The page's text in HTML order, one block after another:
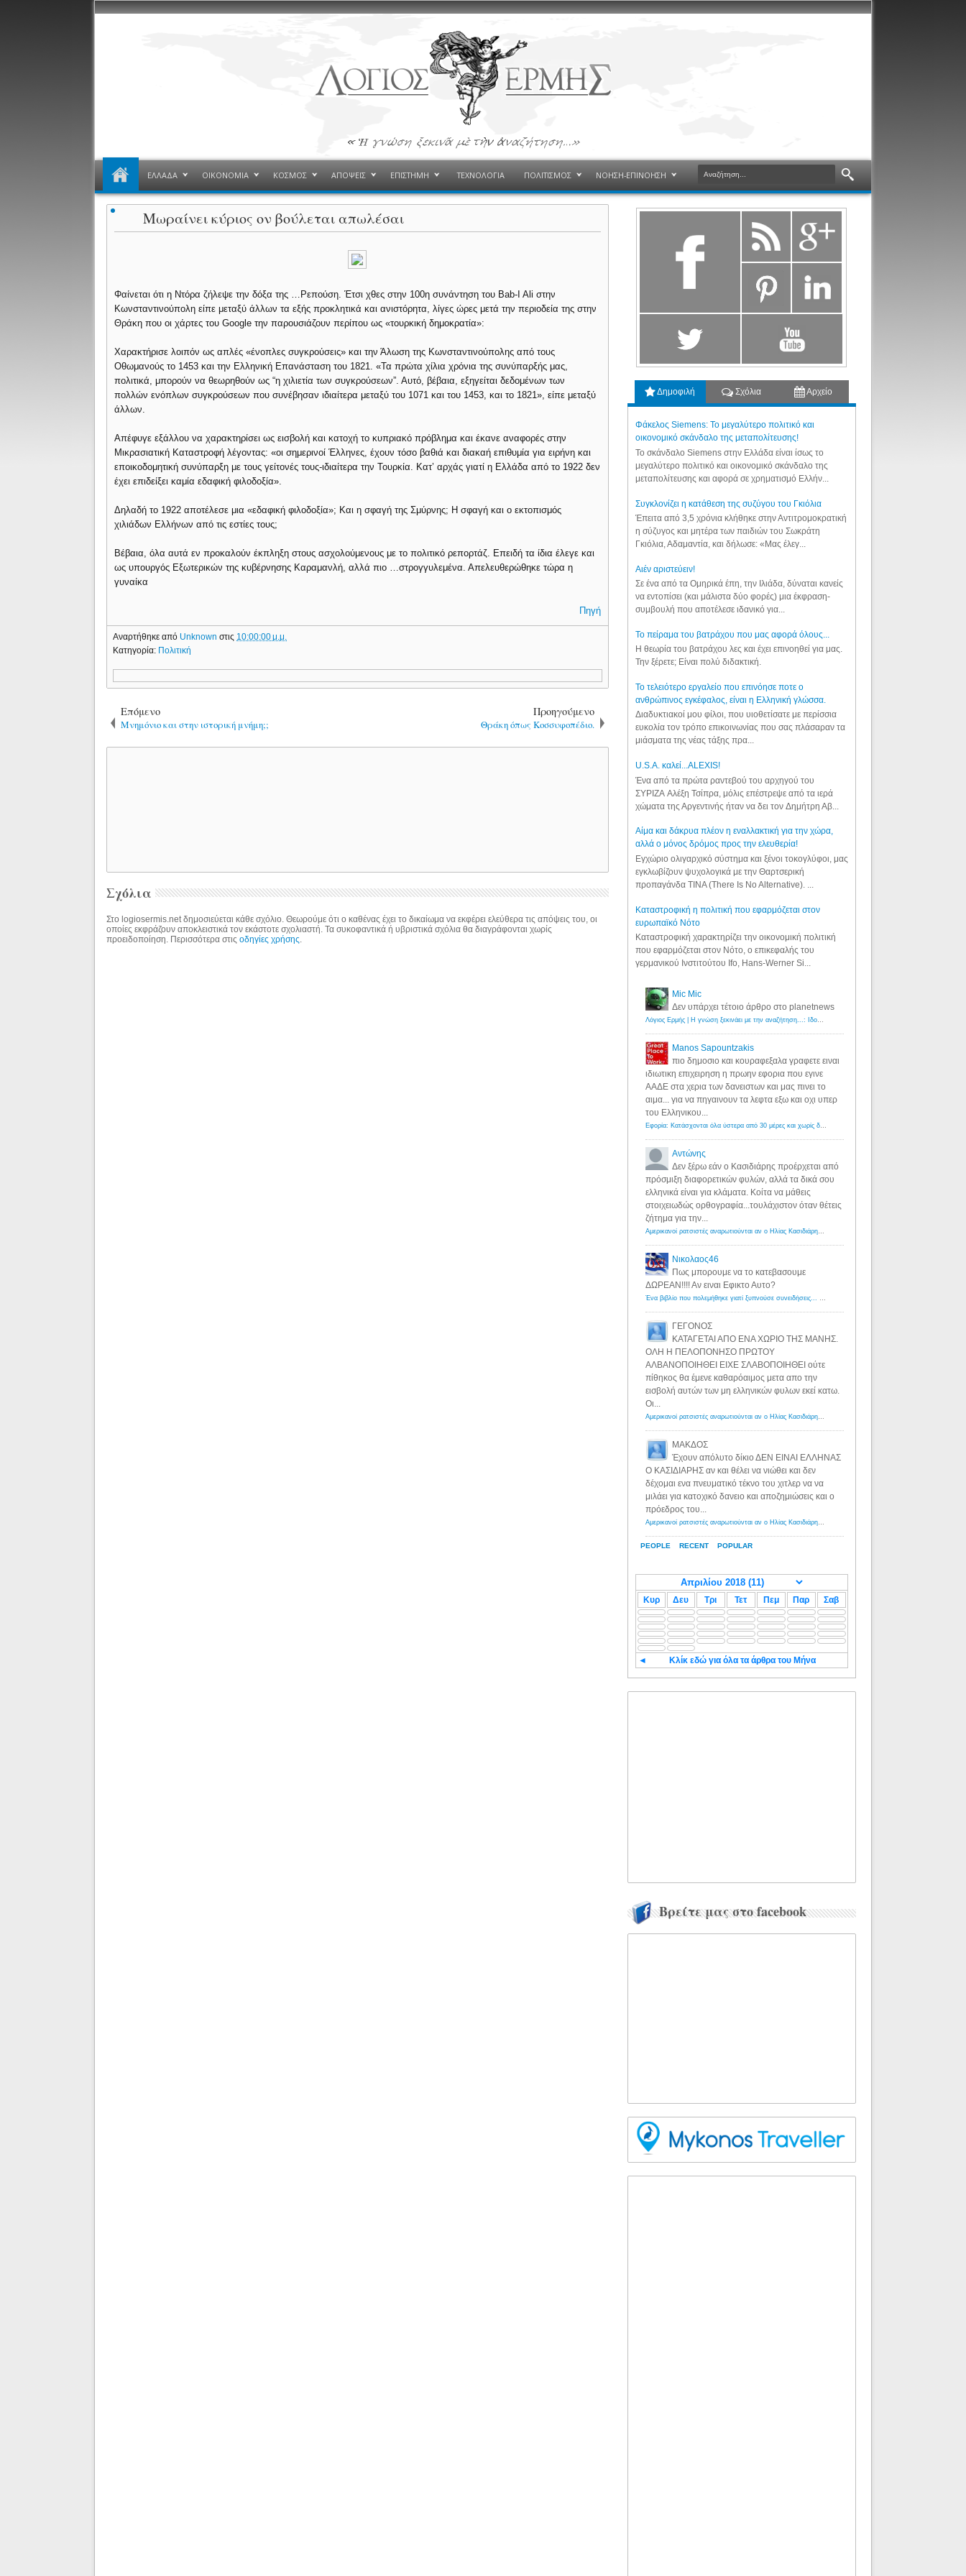
ΕΛΛΑΔΑ ΟΙΚΟΝΟΜΙΑ ΚΟΣΜΟΣ ΑΠΟΨΕΙΣ ΕΠΙΣΤΗΜΗ ΤΕΧΝΟΛΟΓΙΑ ΠΟΛΙΤΙΣΜΟΣ ΝΟΗΣΗ-ΕΠΙΝΟΗΣΗ
Μωραίνει κύριος ον βούλεται απωλέσαι
Φαίνεται ότι η Ντόρα ζήλεψε την δόξα της …Ρεπούση. Έτσι χθες στην 100η συνάντηση του Bab-I Ali στην
Κωνσταντινούπολη είπε μεταξύ άλλων τα εξής προκλητικά και ανιστόρητα, λίγες ώρες μετά την περιοδεία της στην
Θράκη που οι χάρτες του Google την παρουσιάζουν περίπου ως «τουρκική δημοκρατία»:
Χαρακτήρισε λοιπόν ως απλές «ένοπλες συγκρούσεις» και την Άλωση της Κωνσταντινούπολης από τους
Οθωμανούς το 1453 και την Ελληνική Επανάσταση του 1821. «Τα πρώτα χίλια χρόνια της συνύπαρξής μας,
πολιτικά, μπορούν να θεωρηθούν ως “η χιλιετία των συγκρούσεων”. Αυτό, βέβαια, εξηγείται δεδομένων των
πολλών ενόπλων συγκρούσεων που συνέβησαν ιδιαίτερα μεταξύ του 1071 και του 1453, και το 1821», είπε μεταξύ
άλλων.
Απέφυγε εξάλλου να χαρακτηρίσει ως εισβολή και κατοχή το κυπριακό πρόβλημα και έκανε αναφορές στην
Μικρασιατική Καταστροφή λέγοντας: «οι σημερινοί Έλληνες, έχουν τόσο βαθιά και διακαή επιθυμία για ειρήνη και
εποικοδομητική συνύπαρξη με τους γείτονές τους-ιδιαίτερα την Τουρκία. Κατ’ αρχάς γιατί η Ελλάδα από το 1922 δεν
έχει επιδείξει καμία εδαφική φιλοδοξία».
Δηλαδή το 1922 αποτέλεσε μια «εδαφική φιλοδοξία»; Και η σφαγή της Σμύρνης; Η σφαγή και ο εκτοπισμός
χιλιάδων Ελλήνων από τις εστίες τους;
Βέβαια, όλα αυτά εν προκαλούν έκπληξη στους ασχολούμενους με το πολιτικό ρεπορτάζ. Επειδή τα ίδια έλεγε και
ως υπουργός Εξωτερικών της κυβέρνησης Καραμανλή, αλλά πιο …στρογγυλεμένα. Απελευθερώθηκε τώρα η
γυναίκα
Πηγή
Αναρτήθηκε από Unknownστις 10:00:00 μ.μ.
Κατηγορία: Πολιτική
Επόμενο
Μνημόνιο και στην ιστορική μνήμη;;
Προηγούμενο
Θράκη όπως Κοσσυφοπέδιο.
Σχόλια
Στο logiosermis.net δημοσιεύεται κάθε σχόλιο. Θεωρούμε ότι ο καθένας έχει το δικαίωμα να εκφέρει ελεύθερα τις απόψεις του, οι
οποίες εκφράζουν αποκλειστικά τον εκάστοτε σχολιαστή. Τα συκοφαντικά ή υβριστικά σχόλια θα διαγράφονται χωρίς
προειδοποίηση. Περισσότερα στιςοδηγίες χρήσης
Δημοφιλή Σχόλια Αρχείο
Φάκελος Siemens: Το μεγαλύτερο πολιτικό και
οικονομικό σκάνδαλο της μεταπολίτευσης!
Το σκάνδαλο Siemens στην Ελλάδα είναι ίσως το
μεγαλύτερο πολιτικό και οικονομικό σκάνδαλο της
μεταπολίτευσης και αφορά σε χρηματισμό Ελλήν...
Συγκλονίζει η κατάθεση της συζύγου του Γκιόλια
Έπειτα από 3,5 χρόνια κλήθηκε στην Αντιτρομοκρατική
η σύζυγος και μητέρα των παιδιών του Σωκράτη
Γκιόλια, Αδαμαντία, και δήλωσε: «Μας έλεγ...
Aιέν αριστεύειν!
Σε ένα από τα Ομηρικά έπη, την Ιλιάδα, δύναται κανείς
να εντοπίσει (και μάλιστα δύο φορές) μια έκφραση-
συμβουλή που αποτέλεσε ιδανικό για...
Το πείραμα του βατράχου που μας αφορά όλους...
Η θεωρία του βατράχου λες και έχει επινοηθεί για μας.
Την ξέρετε; Είναι πολύ διδακτική.
Το τελειότερο εργαλείο που επινόησε ποτε ο
ανθρώπινος εγκέφαλος, είναι η Ελληνική γλώσσα.
Διαδυκτιακοί μου φίλοι, που υιοθετίσατε με περίσσια
ευκολία τον τρόπο επικοινωνίας που σας πλάσαραν τα
μιάσματα της νέας τάξης πρα...
U.S.A. καλεί...ALEXIS!
Ένα από τα πρώτα ραντεβού του αρχηγού του
ΣΥΡΙΖΑ Αλέξη Τσίπρα, μόλις επέστρεψε από τα ιερά
χώματα της Αργεντινής ήταν να δει τον Δημήτρη Αβ...
Αίμα και δάκρυα πλέον η εναλλακτική για την χώρα,
αλλά ο μόνος δρόμος προς την ελευθερία!
Εγχώριο ολιγαρχικό σύστημα και ξένοι τοκογλύφοι, μας
εγκλωβίζουν ψυχολογικά με την Θαρτσερική
προπαγάνδα TINA (There Is No Alternative). ...
Καταστροφική η πολιτική που εφαρμόζεται στον
ευρωπαϊκό Νότο
Καταστροφική χαρακτηρίζει την οικονομική πολιτική
που εφαρμόζεται στον Νότο, ο επικεφαλής του
γερμανικού Ινστιτούτου Ifo, Hans-Werner Si...
PEOPLE RECENT POPULAR
Mic Mic
Δεν υπάρχει τέτοιο άρθρο στο planetnews
Λόγιος Ερμής | Η γνώση ξεκινάει με την αναζήτηση...: Ιδού οι 18 που χρωστούν 11 δις ευρώ!
Manos Sapountzakis
πιο δημοσιο και κουραφεξαλα γραφετε ειναι
ιδιωτικη επιχειρηση η πρωην εφορια που εγινε
ΑΑΔΕ στα χερια των δανειστων και μας πινει το
αιμα... για να πηγαινουν τα λεφτα εξω και οχι υπερ
του Ελληνικου...
Εφορία: Κατάσχονται όλα ύστερα από 30 μέρες και χωρίς δικαστικές αποφάσεις - Λόγιος Ερμής
Αντώνης
Δεν ξέρω εάν ο Κασιδιάρης προέρχεται από
πρόσμιξη διαφορετικών φυλών, αλλά τα δικά σου
ελληνικά είναι για κλάματα. Κοίτα να μάθεις
στοιχειωδώς ορθογραφία...τουλάχιστον όταν θέτεις
ζήτημα για την...
Αμερικανοί ρατσιστές αναρωτιούνται αν ο Ηλίας Κασιδιάρης ανήκει στη λευκή φυλή... - Λόγιος Ερμής
Νικολαος46
Πως μπορουμε να το κατεβασουμε
ΔΩΡΕΑΝ!!!! Αν ειναι Εφικτο Αυτο?
Ένα βιβλίο που πολεμήθηκε γιατί ξυπνούσε συνειδήσεις... - Λόγιος Ερμής | Η γνώση ξεκινάει με την αναζήτηση...
ΓΕΓΟΝΟΣ
ΚΑΤΑΓΕΤΑΙ ΑΠΟ ΕΝΑ ΧΩΡΙΟ ΤΗΣ ΜΑΝΗΣ.
ΟΛΗ Η ΠΕΛΟΠΟΝΗΣΟ ΠΡΩΤΟΥ
ΑΛΒΑΝΟΠΟΙΗΘΕΙ ΕΙΧΕ ΣΛΑΒΟΠΟΙΗΘΕΙ ούτε
πίθηκος θα έμενε καθαρόαιμος μετα απο την
εισβολή αυτών των μη ελληνικών φυλων εκεί κατω.
Οι...
Αμερικανοί ρατσιστές αναρωτιούνται αν ο Ηλίας Κασιδιάρης ανήκει στη λευκή φυλή... - Λόγιος Ερμής
ΜΑΚΔΟΣ
Έχουν απόλυτο δίκιο ΔΕΝ ΕΙΝΑΙ ΕΛΛΗΝΑΣ
Ο ΚΑΣΙΔΙΑΡΗΣ αν και θέλει να νιώθει και δεν
δέχομαι ενα πνευματικό τέκνο του χιτλερ να να
μιλάει για κατοχικό δανειο και αποζημιώσεις και ο
πρόεδρος του...
Αμερικανοί ρατσιστές αναρωτιούνται αν ο Ηλίας Κασιδιάρης ανήκει στη λευκή φυλή... - Λόγιος Ερμής
Κυρ Δευ Τρι Τετ Πεμ Παρ Σαβ
◄ Κλίκ εδώ για όλα τα άρθρα του Μήνα
Βρείτε μας στο facebook